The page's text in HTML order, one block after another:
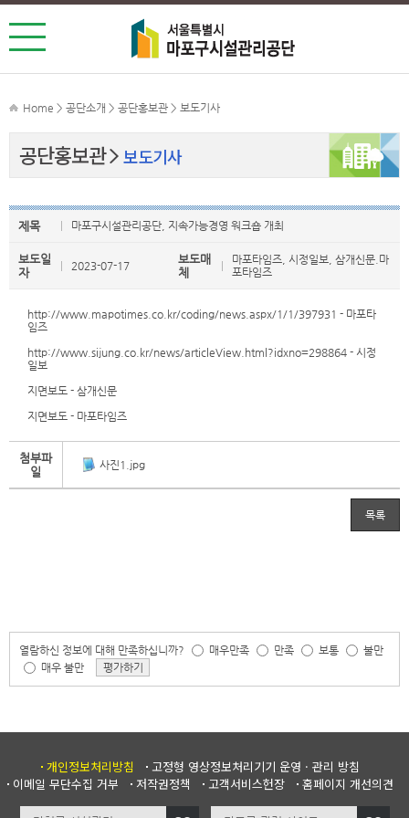
Home > 공단소개 > 공단홍보관 > 보도기사
공단홍보관 보도기사
제목 마포구시설관리공단, 지속가능경영 워크숍 개최
보도일
자
2023-07-17
보도매
체
마포타임즈, 시정일보, 삼개신문.마
포타임즈
http://www.mapotimes.co.kr/coding/news.aspx/1/1/397931 - 마포타
임즈
http://www.sijung.co.kr/news/articleView.html?idxno=298864 - 시정
일보
지면보도 - 삼개신문
지면보도 - 마포타임즈
첨부파
일
사진1.jpg
목록
열람하신 정보에 대해 만족하십니까? 매우만족 만족 보통
불만
매우 불만
평가하기
개인정보처리방침
고정형 영상정보처리기기 운영 · 관리 방침
이메일 무단수집 거부
저작권정책 고객서비스헌장 홈페이지 개선의견